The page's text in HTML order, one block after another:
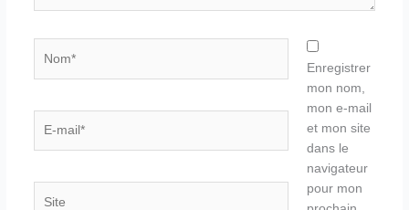
Enregistrer
mon nom,
mon e-mail
et mon site
dans le
navigateur
pour mon